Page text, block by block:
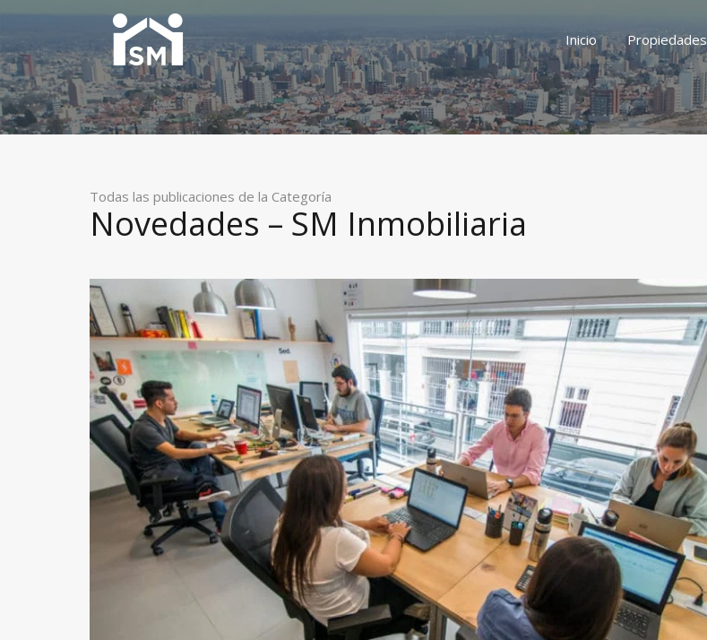
Inicio Propiedades
Todas las publicaciones de la Categoría
Novedades – SM Inmobiliaria